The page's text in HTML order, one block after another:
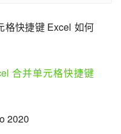
格快捷键 Excel 如何
2020